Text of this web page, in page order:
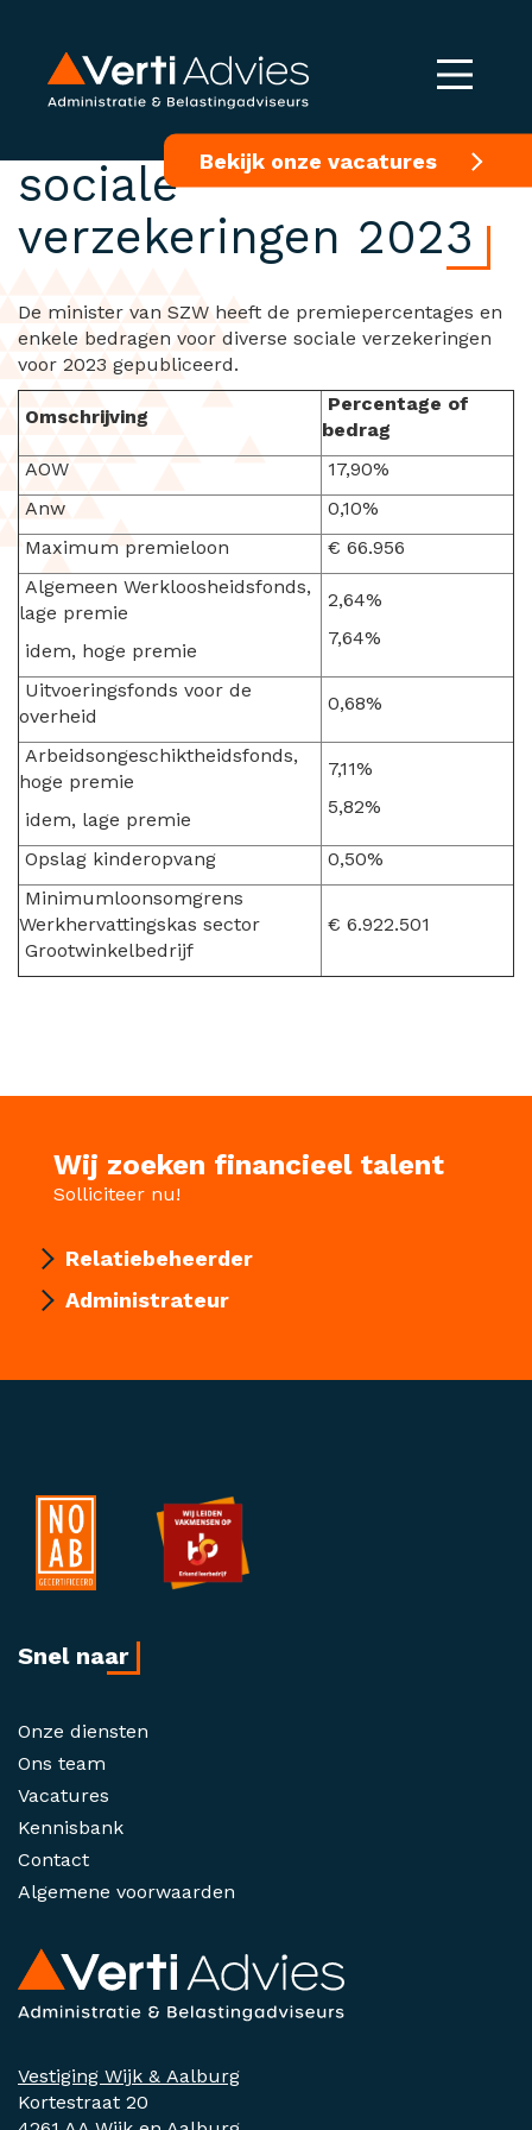
Bekijk onze vacatures
Premiepercentages
sociale
verzekeringen 2023
De minister van SZW heeft de premiepercentages en
enkele bedragen voor diverse sociale verzekeringen
voor 2023 gepubliceerd.
Omschrijving
Percentage of
bedrag
AOW
17,90%
Anw
0,10%
Maximum premieloon
€ 66.956
Algemeen Werkloosheidsfonds,
lage premie
idem, hoge premie
2,64%
7,64%
Uitvoeringsfonds voor de
overheid
0,68%
Arbeidsongeschiktheidsfonds,
hoge premie
idem, lage premie
7,11%
5,82%
Opslag kinderopvang
0,50%
Minimumloonsomgrens
Werkhervattingskas sector
Grootwinkelbedrijf
€ 6.922.501
Wij zoeken financieel talent
Solliciteer nu!
Relatiebeheerder
Administrateur
Vestiging Wijk & Aalburg
Kortestraat 20
Snel naar
Onze diensten
Ons team
Vacatures
Kennisbank
Contact
Algemene voorwaarden